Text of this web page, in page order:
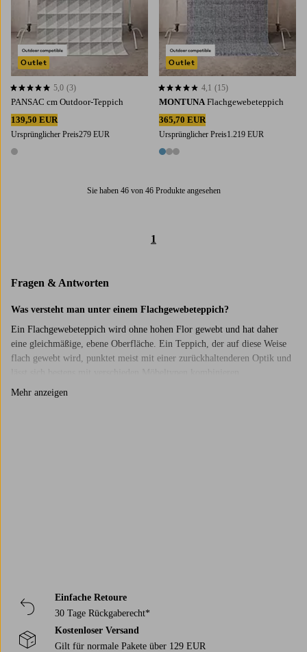
PANSAC cm Outdoor-Teppich
139,50 EUR
Ursprünglicher Preis279 EUR
1 Farbe
5,0 basierend auf 3 Bewertungen
5,0 (3)
Outlet
MONTUNA Flachgewebeteppich
365,70 EUR
Ursprünglicher Preis1.219 EUR
3 Farben
4,1 basierend auf 15 Bewertungen
4,1 (15)
Outlet
Sie haben 46 von 46 Produkte angesehen
1
Fragen & Antworten
Was versteht man unter einem Flachgewebeteppich?
Ein Flachgewebeteppich wird ohne hohen Flor gewebt und hat daher
eine gleichmäßige, ebene Oberfläche. Ein Teppich, der auf diese Weise
flach gewebt wird, punktet meist mit einer zurückhaltenderen Optik und
Flachgewebeteppiche empfehlen sich in der Regel für Räume, für die ein
und Styles, sodass du dir ein Design aussuchen kannst, das genau zu dir
und deinem Zuhause passt.
Mehr anzeigen
Einfache Retoure
30 Tage Rückgaberecht*
Kostenloser Versand
Gilt für normale Pakete über 129 EUR